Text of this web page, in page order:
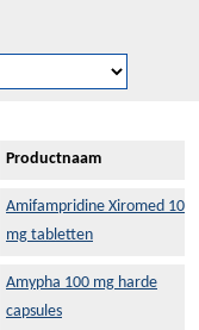
Productnaam
Amifampridine Xiromed 10
mg tabletten
Amypha 100 mg harde
capsules